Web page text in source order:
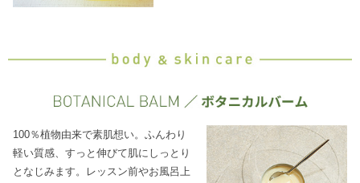
100％植物由来で素肌想い。ふんわり
軽い質感、すっと伸びて肌にしっとり
となじみます。レッスン前やお風呂上